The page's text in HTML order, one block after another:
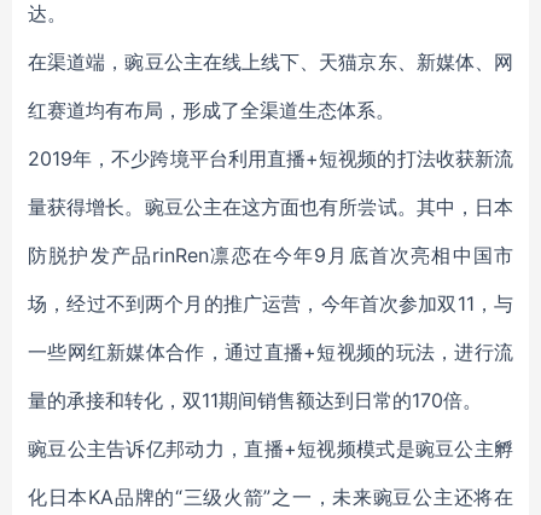
达。
在渠道端，豌豆公主在线上线下、天猫京东、新媒体、网
红赛道均有布局，形成了全渠道生态体系。
2019年，不少跨境平台利用直播+短视频的打法收获新流
量获得增长。豌豆公主在这方面也有所尝试。其中，日本
防脱护发产品rinRen凛恋在今年9月底首次亮相中国市
场，经过不到两个月的推广运营，今年首次参加双11，与
一些网红新媒体合作，通过直播+短视频的玩法，进行流
量的承接和转化，双11期间销售额达到日常的170倍。
豌豆公主告诉亿邦动力，直播+短视频模式是豌豆公主孵
化日本KA品牌的“三级火箭”之一，未来豌豆公主还将在